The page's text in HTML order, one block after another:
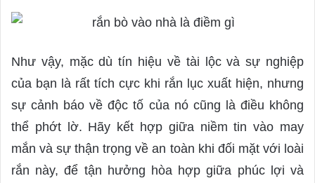
Như vậy, mặc dù tín hiệu về tài lộc và sự nghiệp
của bạn là rất tích cực khi rắn lục xuất hiện, nhưng
sự cảnh báo về độc tố của nó cũng là điều không
thể phớt lờ. Hãy kết hợp giữa niềm tin vào may
mắn và sự thận trọng về an toàn khi đối mặt với loài
rắn này, để tận hưởng hòa hợp giữa phúc lợi và